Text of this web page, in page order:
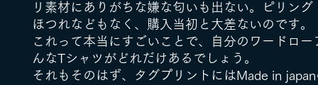
リ素材にありがちな嫌な匂いも出ない。ピリング
ほつれなどもなく、購入当初と大差ないのです。
これって本当にすごいことで、自分のワードロー
んなTシャツがどれだけあるでしょう。
それもそのはず、タグプリントにはMade in